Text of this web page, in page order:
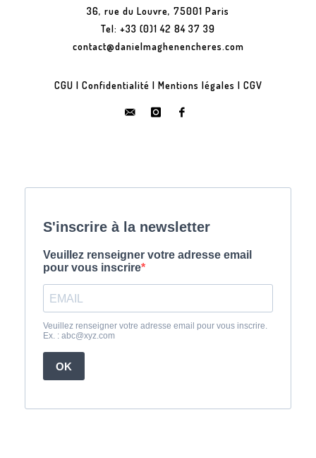
36, rue du Louvre, 75001 Paris
Tel: +33 (0)1 42 84 37 39
contact@danielmaghenencheres.com
CGU | Confidentialité | Mentions légales | CGV